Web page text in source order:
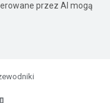
przez AI mogą